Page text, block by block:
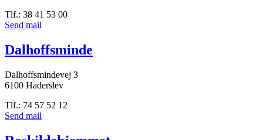
Tlf.: 38 41 53 00
Send mail
Dalhoffsminde
Dalhoffsmindevej 3
6100 Haderslev
Tlf.: 74 57 52 12
Send mail